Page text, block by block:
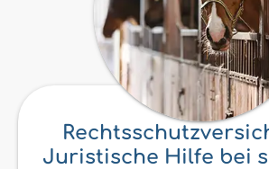
Juristische Hilfe bei